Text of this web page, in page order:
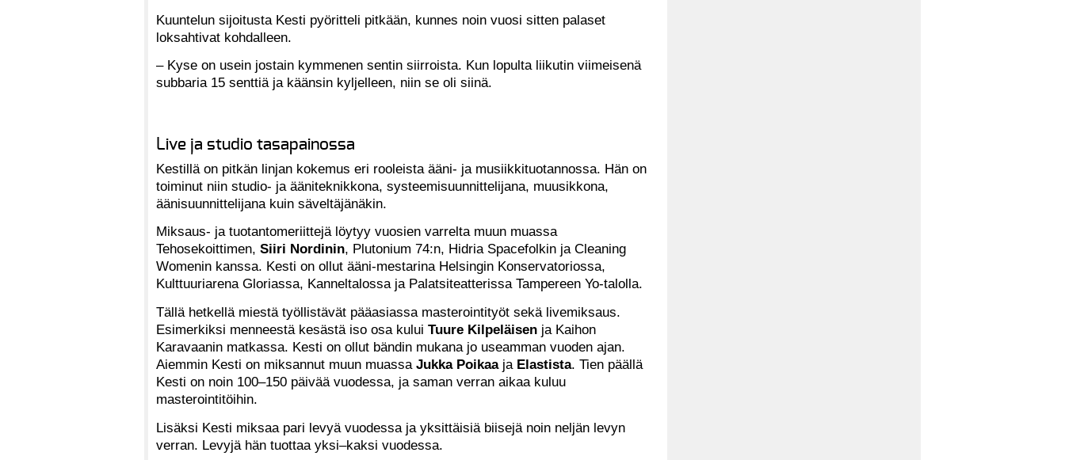
Kuuntelun sijoitusta Kesti pyöritteli pitkään, kunnes noin vuosi sitten palaset
loksahtivat kohdalleen.
– Kyse on usein jostain kymmenen sentin siirroista. Kun lopulta liikutin viimeisenä
subbaria 15 senttiä ja käänsin kyljelleen, niin se oli siinä.
Live ja studio tasapainossa
Kestillä on pitkän linjan kokemus eri rooleista ääni- ja musiikkituotannossa. Hän on
toiminut niin studio- ja ääniteknikkona, systeemisuunnittelijana, muusikkona,
äänisuunnittelijana kuin säveltäjänäkin.
Miksaus- ja tuotantomeriittejä löytyy vuosien varrelta muun muassa
Tehosekoittimen, Siiri Nordinin, Plutonium 74:n, Hidria Spacefolkin ja Cleaning
Womenin kanssa. Kesti on ollut ääni-mestarina Helsingin Konservatoriossa,
Kulttuuriarena Gloriassa, Kanneltalossa ja Palatsiteatterissa Tampereen Yo-talolla.
Tällä hetkellä miestä työllistävät pääasiassa masterointityöt sekä livemiksaus.
Esimerkiksi menneestä kesästä iso osa kului Tuure Kilpeläisen ja Kaihon
Karavaanin matkassa. Kesti on ollut bändin mukana jo useamman vuoden ajan.
Aiemmin Kesti on miksannut muun muassa Jukka Poikaaja Elastista. Tien päällä
Kesti on noin 100–150 päivää vuodessa, ja saman verran aikaa kuluu
masterointitöihin.
Lisäksi Kesti miksaa pari levyä vuodessa ja yksittäisiä biisejä noin neljän levyn
verran. Levyjä hän tuottaa yksi–kaksi vuodessa.